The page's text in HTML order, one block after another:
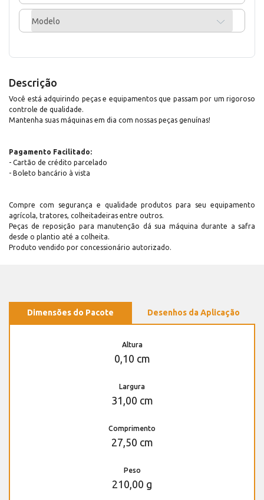
Modelo
Descrição
Você está adquirindo peças e equipamentos que passam por um rigoroso
controle de qualidade.
Mantenha suas máquinas em dia com nossas peças genuínas!
Pagamento Facilitado:
- Cartão de crédito parcelado
- Boleto bancário à vista
Compre com segurança e qualidade produtos para seu equipamento
agrícola, tratores, colheitadeiras entre outros.
Peças de reposição para manutenção dá sua máquina durante a safra
desde o plantio até a colheita.
Produto vendido por concessionário autorizado.
Dimensões do Pacote Desenhos da Aplicação
Altura
0,10 cm
Largura
31,00 cm
Comprimento
27,50 cm
Peso
210,00 g